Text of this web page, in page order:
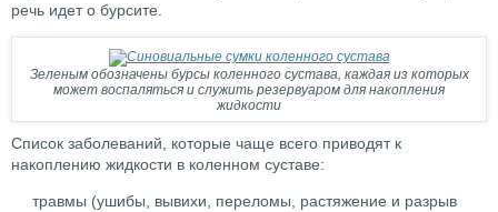
речь идет о бурсите.
Зеленым обозначены бурсы коленного сустава, каждая из которых
может воспаляться и служить резервуаром для накопления
жидкости
Список заболеваний, которые чаще всего приводят к
накоплению жидкости в коленном суставе:
травмы (ушибы, вывихи, переломы, растяжение и разрыв